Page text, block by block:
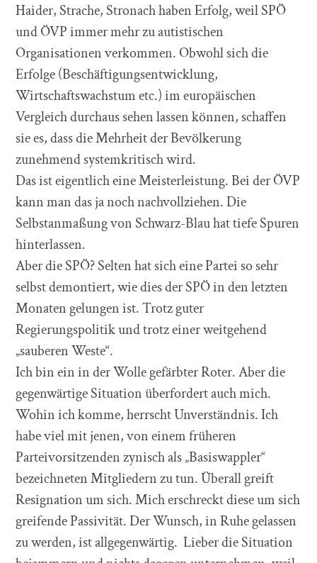
Haider, Strache, Stronach haben Erfolg, weil SPÖ
und ÖVP immer mehr zu autistischen
Organisationen verkommen. Obwohl sich die
Erfolge (Beschäftigungsentwicklung,
Wirtschaftswachstum etc.) im europäischen
Vergleich durchaus sehen lassen können, schaffen
sie es, dass die Mehrheit der Bevölkerung
zunehmend systemkritisch wird.
Das ist eigentlich eine Meisterleistung. Bei der ÖVP
kann man das ja noch nachvollziehen. Die
Selbstanmaßung von Schwarz-Blau hat tiefe Spuren
hinterlassen.
Aber die SPÖ? Selten hat sich eine Partei so sehr
selbst demontiert, wie dies der SPÖ in den letzten
Monaten gelungen ist. Trotz guter
Regierungspolitik und trotz einer weitgehend
„sauberen Weste“.
Ich bin ein in der Wolle gefärbter Roter. Aber die
gegenwärtige Situation überfordert auch mich.
Wohin ich komme, herrscht Unverständnis. Ich
habe viel mit jenen, von einem früheren
Parteivorsitzenden zynisch als „Basiswappler“
bezeichneten Mitgliedern zu tun. Überall greift
Resignation um sich. Mich erschreckt diese um sich
greifende Passivität. Der Wunsch, in Ruhe gelassen
zu werden, ist allgegenwärtig. Lieber die Situation